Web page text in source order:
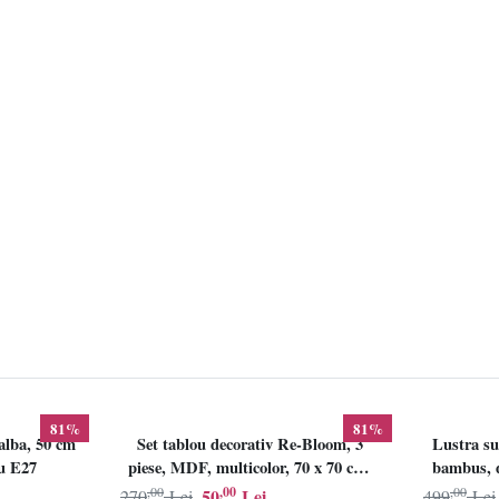
81%
50 cm
E27
81%
Set tablou decorativ Re-Bloom, 3
piese, MDF, multicolor, 70 x 70 cm,
Resigilat, Grad B
,00
,00
Lustra
bambus,
,00